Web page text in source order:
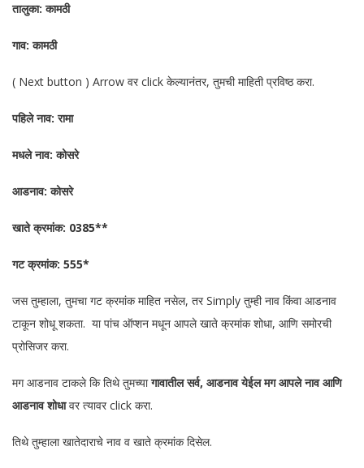
तालुका: कामठी
गाव: कामठी
( Next button ) Arrow वर click केल्यानंतर, तुमची माहिती प्रविष्ठ करा.
पहिले नाव: रामा
मधले नाव: कोसरे
आडनाव: कोसरे
खाते क्रमांक: 0385**
गट क्रमांक: 555*
जस तुम्हाला, तुमचा गट क्रमांक माहित नसेल, तर Simply तुम्ही नाव किंवा आडनाव
टाकून शोधू शकता. या पांच ऑप्शन मधून आपले खाते क्रमांक शोधा, आणि समोरची
प्रोसिजर करा.
मग आडनाव टाकले कि तिथे तुमच्यागावातील सर्व, आडनाव येईल मग आपले नाव आणि
आडनाव शोधावर त्यावर click करा.
तिथे तुम्हाला खातेदाराचे नाव व खाते क्रमांक दिसेल.